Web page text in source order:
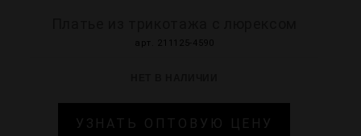
арт. 211125-4590
УЗНАТЬ ОПТОВУЮ ЦЕНУ